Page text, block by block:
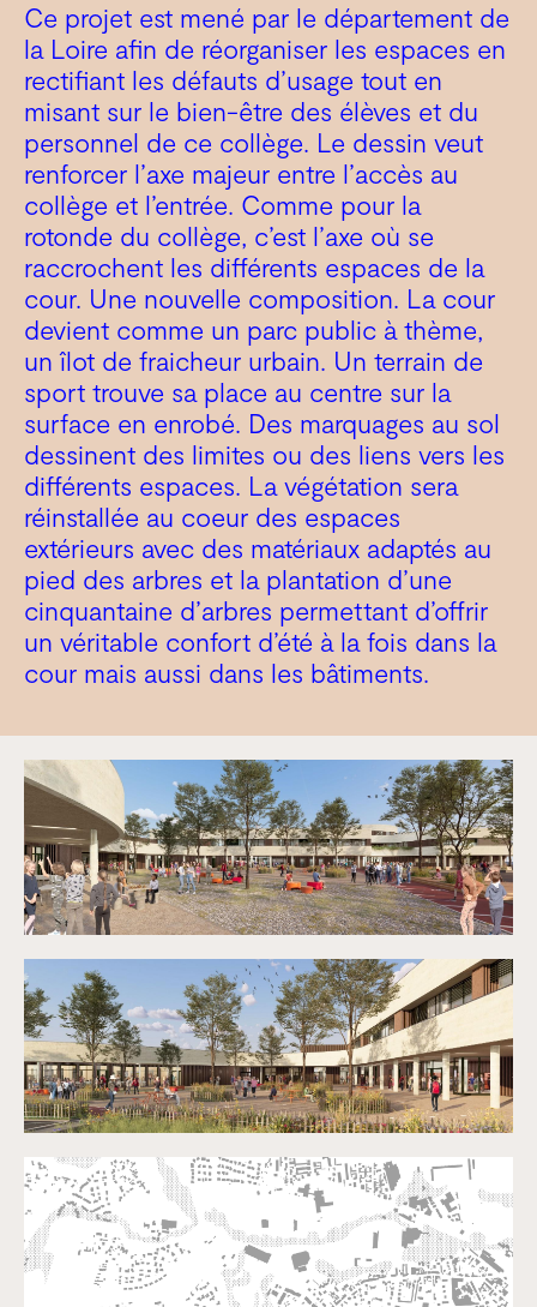
Ce projet est mené par le département de
la Loire afin de réorganiser les espaces en
rectifiant les défauts d’usage tout en
misant sur le bien-être des élèves et du
personnel de ce collège. Le dessin veut
renforcer l’axe majeur entre l’accès au
collège et l’entrée. Comme pour la
rotonde du collège, c’est l’axe où se
raccrochent les différents espaces de la
cour. Une nouvelle composition. La cour
devient comme un parc public à thème,
un îlot de fraicheur urbain. Un terrain de
sport trouve sa place au centre sur la
surface en enrobé. Des marquages au sol
dessinent des limites ou des liens vers les
différents espaces. La végétation sera
réinstallée au coeur des espaces
extérieurs avec des matériaux adaptés au
pied des arbres et la plantation d’une
cinquantaine d’arbres permettant d’offrir
un véritable confort d’été à la fois dans la
cour mais aussi dans les bâtiments.